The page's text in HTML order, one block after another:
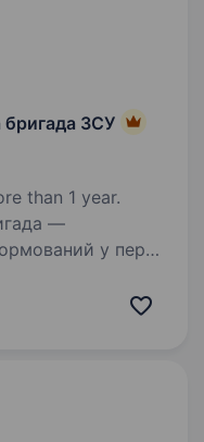
ЗСУ
than 1 year.
—
у перші
полку «Азов»